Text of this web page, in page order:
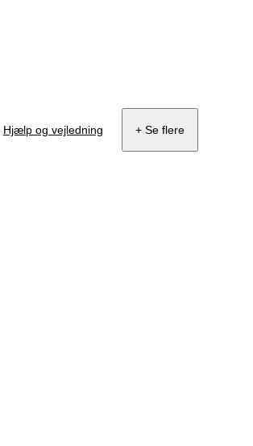
Hjælp og vejledning + Se flere